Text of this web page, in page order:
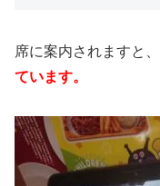
席に案内されますと、
ています。